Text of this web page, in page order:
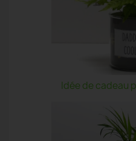
Idée de cadeau